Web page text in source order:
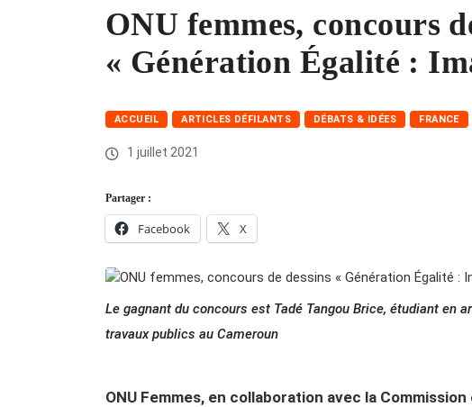
ONU femmes, concours
« Génération Égalité :
ACCUEIL ARTICLES DÉFILANTS DÉBATS & IDÉES FRANCE
1 juillet 2021
Partager :
Facebook X
Le gagnant du concours est Tadé Tangou Brice, étudiant en
travaux publics au Cameroun
ONU Femmes, en collaboration avec la